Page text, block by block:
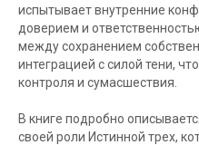
испытывает внутренние
доверием и
между сохранением
интеграцией с силой тени,
контроля и сумасшествия.
В книге подробно
своей роли Истинной трех,